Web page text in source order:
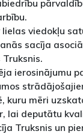
viedokļu
sacīja
ierosinājumu
kuru mēri
lai deputātu
Truksnis un